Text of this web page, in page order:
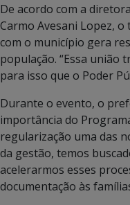
De acordo com a
Carmo Avesani Lopez,
com o município gera
população. “Essa união
para isso que o Poder
Durante o evento, o
importância do
regularização uma das
da gestão, temos
acelerarmos esses
documentação às